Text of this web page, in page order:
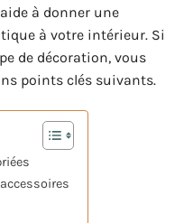
à donner une
à votre intérieur. Si
de décoration, vous
points clés suivants.